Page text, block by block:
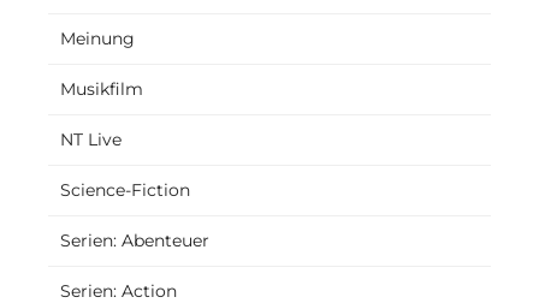
Meinung
Musikfilm
NT Live
Science-Fiction
Serien: Abenteuer
Serien: Action